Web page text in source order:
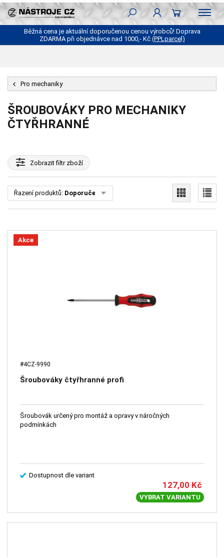
Běžná cena je aktuální doporučenou cenou výrobců! Doprava
ZDARMA při objednávce nad 1000,- Kč (PPLparcel)
Pro mechaniky
ŠROUBOVÁKY PRO MECHANIKY
ČTYŘHRANNÉ
Zobrazitfiltr zboží
Řazení produktů: Doporučené
Akce
#4CZ-9990
Šroubováky čtyřhranné profi
Šroubovák určený pro montáž a opravy v náročných
podmínkách
Dostupnost dle variant
127,00 Kč
VYBRAT VARIANTU